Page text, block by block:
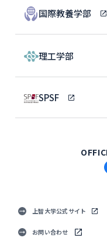
国際教養学部
理工学部
SPSF
上智大学公式サイト
お問い合わせ